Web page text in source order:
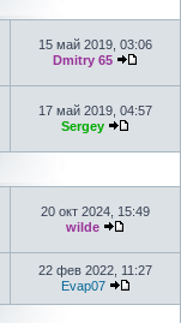
15 май 2019, 03:06
Dmitry 65
17 май 2019, 04:57
Sergey
20 окт 2024, 15:49
wilde
22 фев 2022, 11:27
Evap07